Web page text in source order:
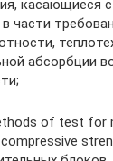
касающиеся
части
абсорбции
of test for